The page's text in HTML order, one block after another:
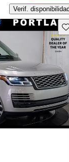
Verif. disponibilidad